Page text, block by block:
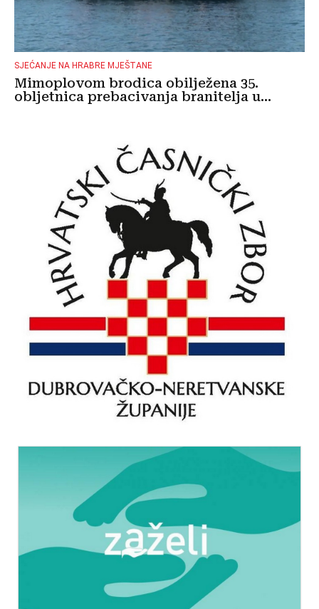
SJEĆANJE NA HRABRE MJEŠTANE
Mimoplovom brodica obilježena 35.
obljetnica prebacivanja branitelja u...